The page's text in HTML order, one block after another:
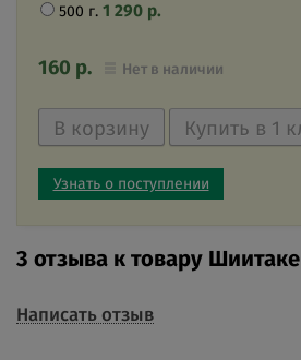
500 г. 1 290 р.
160 р. Нет в наличии
Узнать о поступлении
3 отзыва к товару Шиитаке
Написать отзыв